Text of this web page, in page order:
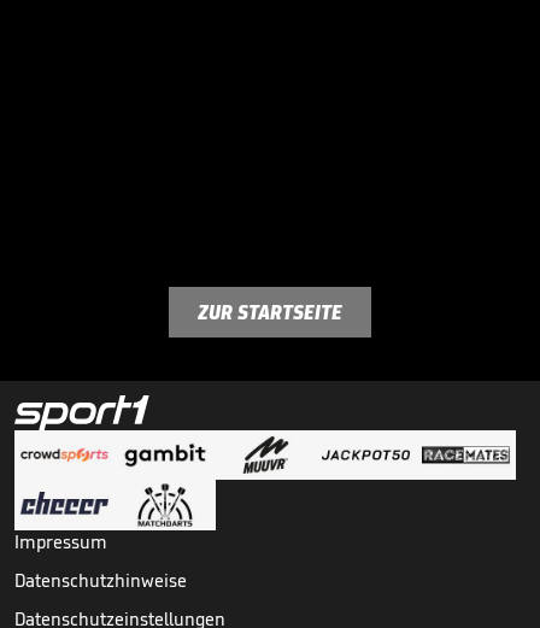
ZUR STARTSEITE
Impressum
Datenschutzhinweise
Datenschutzeinstellungen